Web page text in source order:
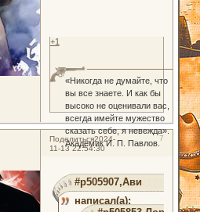
«Никогда не думайте, что
вы все знаете. И как бы
высоко не оценивали вас,
всегда имейте мужество
сказать себе, я невежда».
Академик И. П. Павлов.
+1
Поделиться 7
2024-
11-13 22:54:30
#p505907,Ави
написал(а):